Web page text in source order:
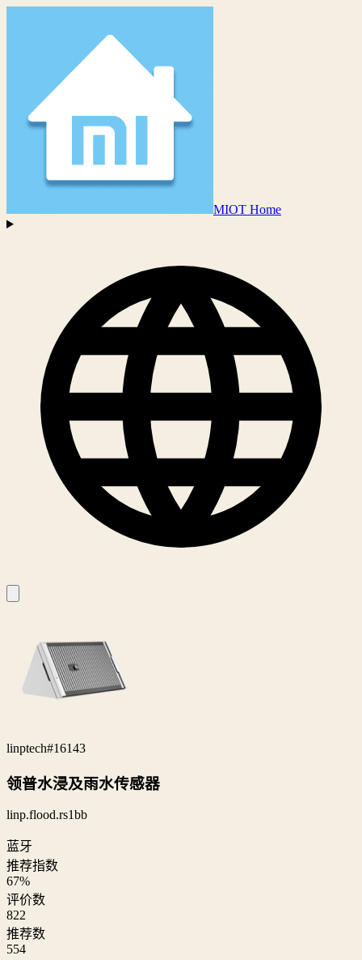
MIOT Home
linptech#16143
领普水浸及雨水传感器
linp.flood.rs1bb
蓝牙
推荐指数
67%
评价数
822
推荐数
554